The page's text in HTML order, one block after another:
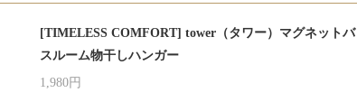
[TIMELESS COMFORT] tower（タワー）マグネットバ
スルーム物干しハンガー
1,980円